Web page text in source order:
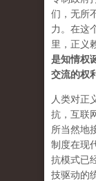
们，无所
力。在这
里，正义
是知情权
交流的权
人类对正
抗，互联
所当然地
制度在现
抗模式已
技驱动的